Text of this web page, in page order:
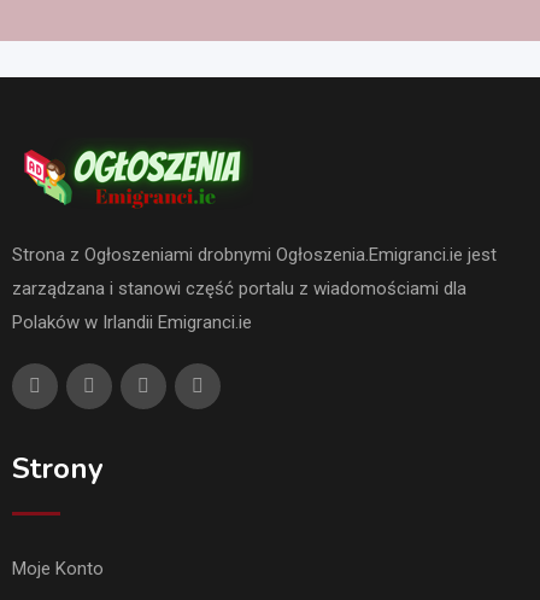
Strona z Ogłoszeniami drobnymi Ogłoszenia.Emigranci.ie jest
zarządzana i stanowi część portalu z wiadomościami dla
Polaków w Irlandii Emigranci.ie
Strony
Moje Konto